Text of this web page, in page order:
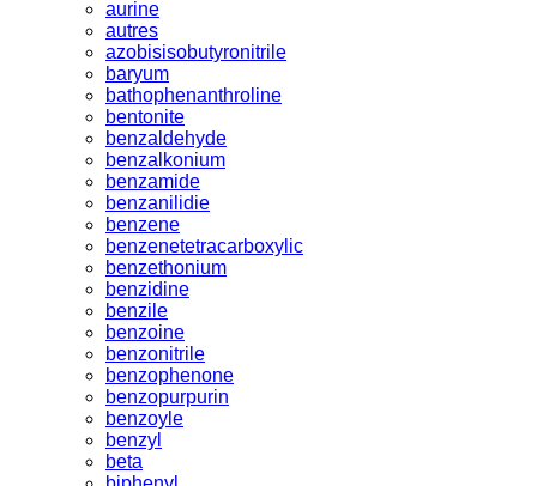
aurine
autres
azobisisobutyronitrile
baryum
bathophenanthroline
bentonite
benzaldehyde
benzalkonium
benzamide
benzanilidie
benzene
benzenetetracarboxylic
benzethonium
benzidine
benzile
benzoine
benzonitrile
benzophenone
benzopurpurin
benzoyle
benzyl
beta